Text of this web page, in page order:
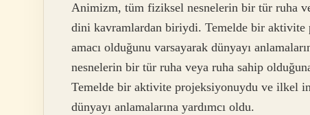
Animizm, tüm fiziksel nesnelerin bir tür ruha
dini kavramlardan biriydi. Temelde bir
amacı olduğunu varsayarak dünyayı
nesnelerin bir tür ruha veya ruha sahip
Temelde bir aktivite projeksiyonuydu ve ilkel
dünyayı anlamalarına yardımcı oldu.